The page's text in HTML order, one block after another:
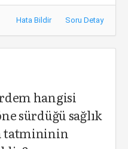
Hata Bildir Soru Detay
hangisi
sürdüğü sağlık
tatmininin